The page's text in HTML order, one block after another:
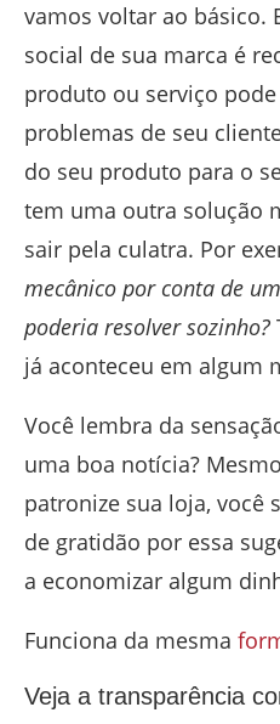
vamos voltar ao básico.
social de sua marca é
produto ou serviço
problemas de seu
do seu produto para o
tem uma outra solução
sair pela culatra. Por
mecânico por conta de
poderia resolver sozinho?
já aconteceu em algum
Você lembra da
uma boa notícia?
patronize sua loja, você
de gratidão por essa
a economizar algum
Funciona da mesma
Veja a transparência